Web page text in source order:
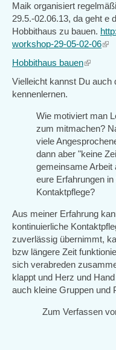
Maik organisiert
29.5.-02.06.13, da geht e
Hobbithaus zu bauen.
workshop-29-05-02-06(link
Hobbithaus bauen(link
Vielleicht kannst Du auch
kennenlernen.
Wie motiviert man
zum mitmachen?
viele
dann aber "keine
gemeinsame Arbeit
eure Erfahrungen
Kontaktpflege?
Aus meiner Erfahrung
kontinuierliche
zuverlässig übernimmt,
bzw längere Zeit
sich verabreden
klappt und Herz und
auch kleine Gruppen und
Zum Verfassen